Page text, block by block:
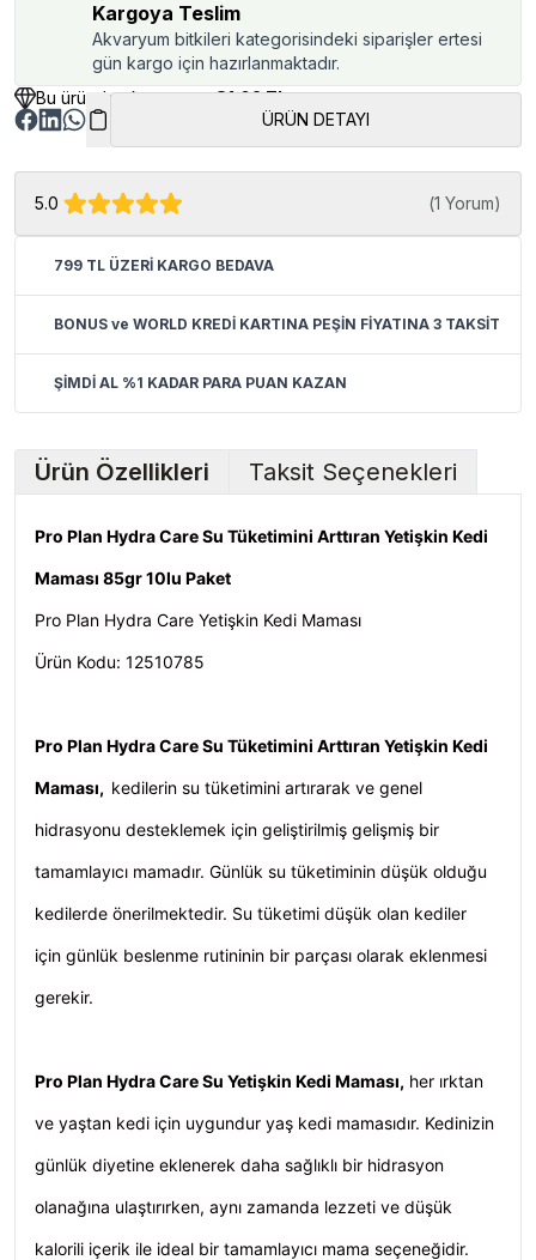
Kargoya Teslim
Akvaryum bitkileri kategorisindeki siparişler ertesi
gün kargo için hazırlanmaktadır.
Bu üründen kazancınız81.02 TL
ÜRÜN DETAYI
5.0 (1 Yorum)
799 TL ÜZERİ KARGO BEDAVA
BONUS ve WORLD KREDİ KARTINA PEŞİN FİYATINA 3 TAKSİT
ŞİMDİ AL %1 KADAR PARA PUAN KAZAN
Ürün Özellikleri Taksit Seçenekleri
Pro Plan Hydra Care Su Tüketimini Arttıran Yetişkin Kedi
Maması 85gr 10lu Paket
Pro Plan Hydra Care Yetişkin Kedi Maması
Ürün Kodu: 12510785
Pro Plan Hydra Care Su Tüketimini Arttıran Yetişkin Kedi
Maması, kedilerin su tüketimini artırarak ve genel
hidrasyonu desteklemek için geliştirilmiş gelişmiş bir
tamamlayıcı mamadır. Günlük su tüketiminin düşük olduğu
kedilerde önerilmektedir. Su tüketimi düşük olan kediler
için günlük beslenme rutininin bir parçası olarak eklenmesi
gerekir.
Pro Plan Hydra Care Su Yetişkin Kedi Maması, her ırktan
ve yaştan kedi için uygundur yaş kedi mamasıdır. Kedinizin
günlük diyetine eklenerek daha sağlıklı bir hidrasyon
olanağına ulaştırırken, aynı zamanda lezzeti ve düşük
kalorili içerik ile ideal bir tamamlayıcı mama seçeneğidir.